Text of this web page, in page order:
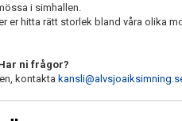
i simhallen.
er hitta rätt storlek bland våra olika
ni frågor?
kontakta